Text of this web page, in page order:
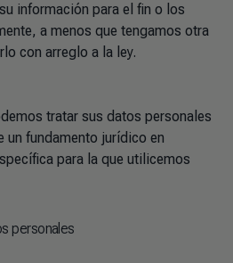
información para el fin o los
a menos que tengamos otra
con arreglo a la ley.
tratar sus datos personales
un fundamento jurídico en
para la que utilicemos
personales